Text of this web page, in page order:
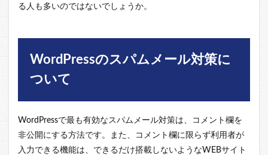
る人も多いのではないでしょうか。
WordPressのスパムメール対策に
ついて
WordPressで最も有効なスパムメール対策は、コメント欄を
非公開にする方法です。また、コメント欄に限らず利用者が
入力できる機能は、できるだけ搭載しないようなWEBサイト